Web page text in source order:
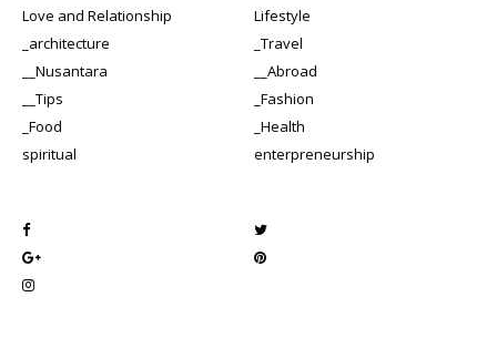
Love and Relationship
Lifestyle
_architecture
_Travel
__Nusantara
__Abroad
__Tips
_Fashion
_Food
_Health
spiritual
enterpreneurship